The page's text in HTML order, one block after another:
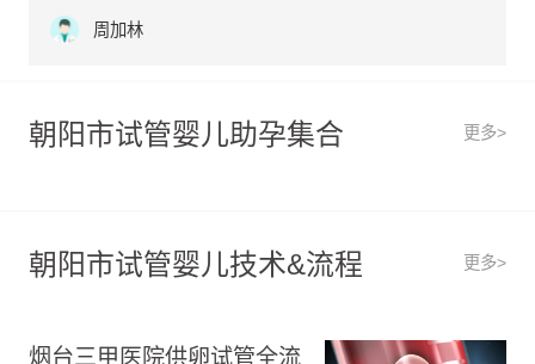
周加林
朝阳市试管婴儿助孕集合 更多>
朝阳市试管婴儿技术&流程 更多>
烟台三甲医院供卵试管全流